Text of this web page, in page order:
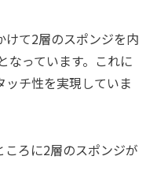
て2層のスポンジを内
なっています。これに
チ性を実現していま
ろに2層のスポンジが